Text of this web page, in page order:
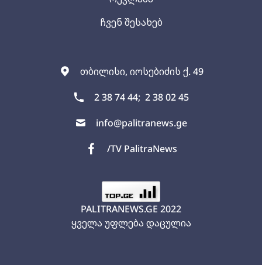
თბილისი, იოსებიძის ქ. 49
2 38 74 44; 2 38 02 45
info@palitranews.ge
/TV PalitraNews
ჩვენ შესახებ
PALITRANEWS.GE 2022
ყველა უფლება დაცულია